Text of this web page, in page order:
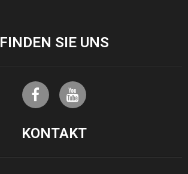
FINDEN SIE UNS
KONTAKT